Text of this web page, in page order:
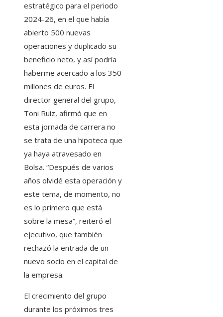
estratégico para el periodo
2024-26, en el que había
abierto 500 nuevas
operaciones y duplicado su
beneficio neto, y así podría
haberme acercado a los 350
millones de euros. El
director general del grupo,
Toni Ruiz, afirmó que en
esta jornada de carrera no
se trata de una hipoteca que
ya haya atravesado en
Bolsa. “Después de varios
años olvidé esta operación y
este tema, de momento, no
es lo primero que está
sobre la mesa”, reiteró el
ejecutivo, que también
rechazó la entrada de un
nuevo socio en el capital de
la empresa.
El crecimiento del grupo
durante los próximos tres